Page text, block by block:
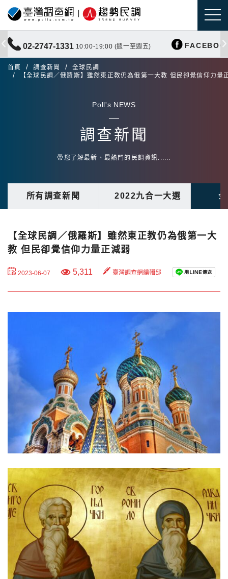
02-2747-1331 10:00-19:00 (週一至週五)
首頁 調查新聞
全球民調
【全球民調／俄羅斯】雖然東正教仍為俄第一大教 但民卻覺信仰力量
Poll's NEWS
調查新聞
帶您了解最新、最熱門的民調資訊......
所有調查新聞 2022九合一大選
【全球民調／俄羅斯】雖然東正教仍為俄第一大
教 但民卻覺信仰力量正減弱
2023-06-07 5,311 臺灣調查網編輯部